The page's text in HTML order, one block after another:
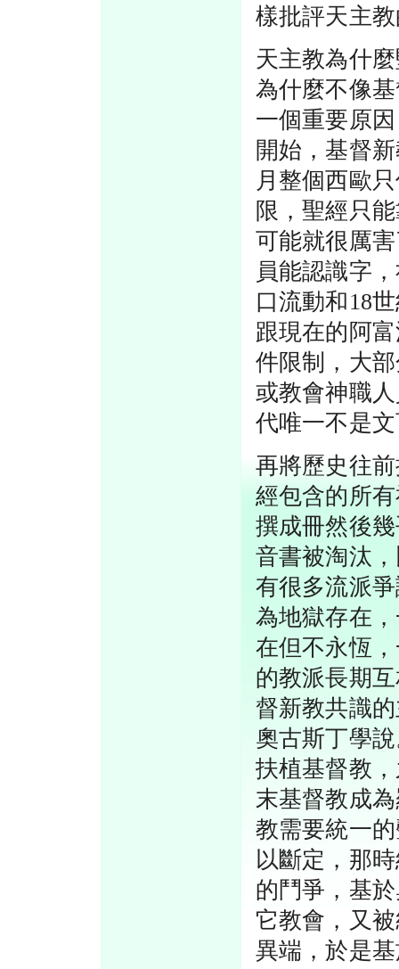
樣批評天主
天主教為什
為什麼不像
一個重要原
開始，基督
月整個西歐
限，聖經只
可能就很厲
員能認識字
口流動和18
跟現在的阿
件限制，大
或教會神職
代唯一不是
再將歷史往
經包含的所
撰成冊然後
音書被淘汰
有很多流派
為地獄存在
在但不永恆
的教派長期
督新教共識
奧古斯丁學
扶植基督教
末基督教成
教需要統一
以斷定，那
的鬥爭，基
它教會，又
異端，於是